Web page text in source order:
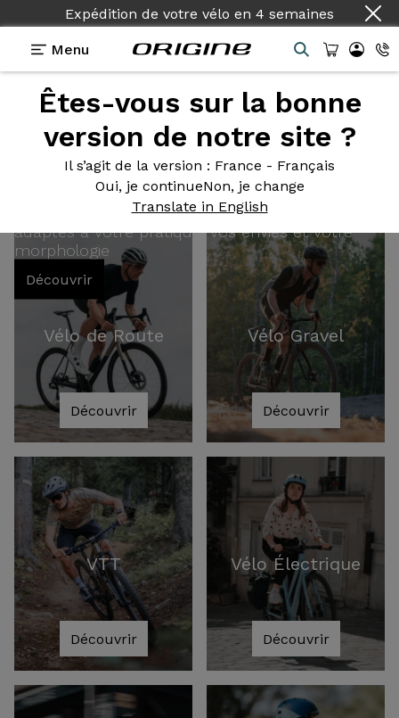
Expédition de votre vélo en 4 semaines
Menu
Êtes-vous sur la bonne
version de notre site ?
Il s’agit de la version : France - Français
Oui, je continueNon, je change
Translate in English
Vélos 100%
configurables
adaptés à votre pratique, vos envies et votre
morphologie
Découvrir
Vélo de Route
Découvrir
Vélo Gravel
Découvrir
VTT
Découvrir
Vélo Électrique
Découvrir